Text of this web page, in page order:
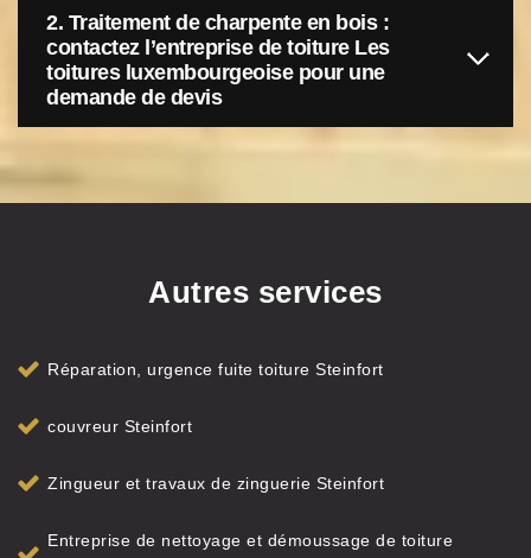
2. Traitement de charpente en bois :
contactez l’entreprise de toiture Les
toitures luxembourgeoise pour une
demande de devis
Autres services
Réparation, urgence fuite toiture Steinfort
couvreur Steinfort
Zingueur et travaux de zinguerie Steinfort
Entreprise de nettoyage et démoussage de toiture